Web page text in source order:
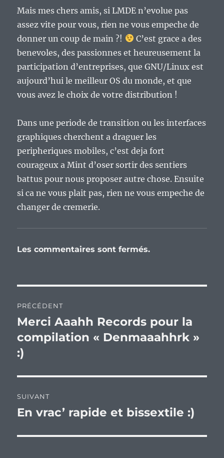
Mais mes chers amis, si LMDE n’evolue pas
assez vite pour vous, rien ne vous empeche de
donner un coup de main ?!
C’est grace a des
benevoles, des passionnes et heureusement la
participation d’entreprises, que GNU/Linux est
aujourd’hui le meilleur OS du monde, et que
vous avez le choix de votre distribution !
Dans une periode de transition ou les interfaces
graphiques cherchent a draguer les
peripheriques mobiles, c’est deja fort
courageux a Mint d’oser sortir des sentiers
battus pour nous proposer autre chose. Ensuite
si ca ne vous plait pas, rien ne vous empeche de
changer de cremerie.
Les commentaires sont fermés.
de
l’article
PRÉCÉDENT
Publication
précédente :
Merci Aaahh Records pour la
compilation « Denmaaahhrk »
:)
SUIVANT
Publication
En vrac’ rapide et bissextile :)